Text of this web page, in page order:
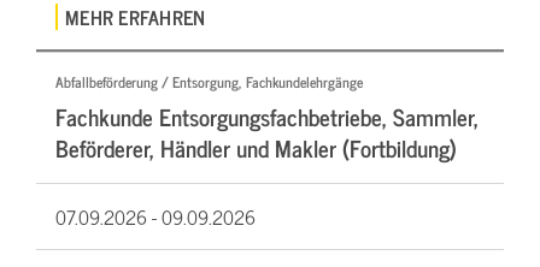
MEHR ERFAHREN
Abfallbeförderung / Entsorgung, Fachkundelehrgänge
Fachkunde Entsorgungsfachbetriebe, Sammler,
Beförderer, Händler und Makler (Fortbildung)
07.09.2026 -09.09.2026